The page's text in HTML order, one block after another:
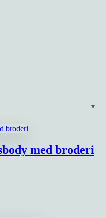
med broderi